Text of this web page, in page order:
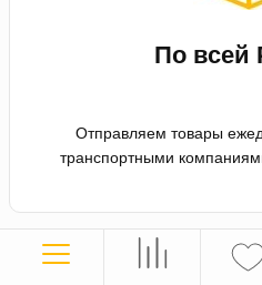
По всей
Отправляем товары
транспортными